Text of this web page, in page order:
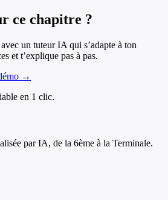
ce chapitre ?
un tuteur IA qui s’adapte à ton
et t’explique pas à pas.
→
en 1 clic.
par IA, de la 6ème à la Terminale.